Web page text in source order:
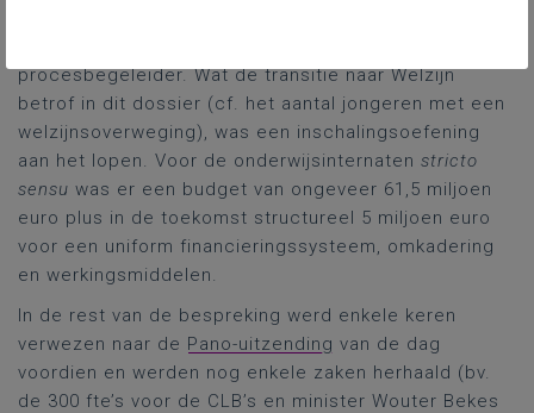
procesbegeleider. Wat de transitie naar Welzijn
betrof in dit dossier (cf. het aantal jongeren met een
welzijnsoverweging), was een inschalingsoefening
aan het lopen. Voor de onderwijsinternaten stricto
sensu was er een budget van ongeveer 61,5 miljoen
euro plus in de toekomst structureel 5 miljoen euro
voor een uniform financieringssysteem, omkadering
en werkingsmiddelen.
In de rest van de bespreking werd enkele keren
verwezen naar de Pano-uitzending van de dag
voordien en werden nog enkele zaken herhaald (bv.
de 300 fte’s voor de CLB’s en minister Wouter Bekes